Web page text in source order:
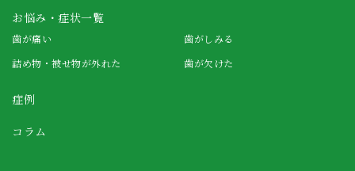
お悩み・症状一覧
歯が痛い
歯がしみる
詰め物・被せ物が外れた
歯が欠けた
症例
コラム